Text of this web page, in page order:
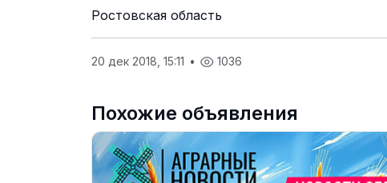
Ростовская область
20 дек 2018, 15:11 • 1036
Похожие объявления